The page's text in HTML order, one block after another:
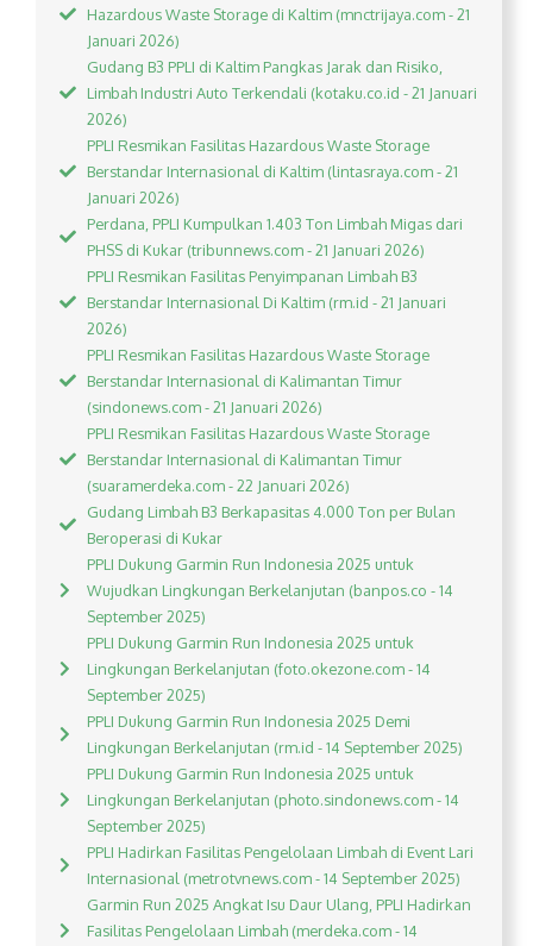
Hazardous Waste Storage di Kaltim (mnctrijaya.com - 21
Januari 2026)
Gudang B3 PPLI di Kaltim Pangkas Jarak dan Risiko,
Limbah Industri Auto Terkendali (kotaku.co.id - 21 Januari
2026)
PPLI Resmikan Fasilitas Hazardous Waste Storage
Berstandar Internasional di Kaltim (lintasraya.com - 21
Januari 2026)
Perdana, PPLI Kumpulkan 1.403 Ton Limbah Migas dari
PHSS di Kukar (tribunnews.com - 21 Januari 2026)
PPLI Resmikan Fasilitas Penyimpanan Limbah B3
Berstandar Internasional Di Kaltim (rm.id - 21 Januari
2026)
PPLI Resmikan Fasilitas Hazardous Waste Storage
Berstandar Internasional di Kalimantan Timur
(sindonews.com - 21 Januari 2026)
PPLI Resmikan Fasilitas Hazardous Waste Storage
Berstandar Internasional di Kalimantan Timur
(suaramerdeka.com - 22 Januari 2026)
Gudang Limbah B3 Berkapasitas 4.000 Ton per Bulan
Beroperasi di Kukar
PPLI Dukung Garmin Run Indonesia 2025 untuk
Wujudkan Lingkungan Berkelanjutan (banpos.co - 14
September 2025)
PPLI Dukung Garmin Run Indonesia 2025 untuk
Lingkungan Berkelanjutan (foto.okezone.com - 14
September 2025)
PPLI Dukung Garmin Run Indonesia 2025 Demi
Lingkungan Berkelanjutan (rm.id - 14 September 2025)
PPLI Dukung Garmin Run Indonesia 2025 untuk
Lingkungan Berkelanjutan (photo.sindonews.com - 14
September 2025)
PPLI Hadirkan Fasilitas Pengelolaan Limbah di Event Lari
Internasional (metrotvnews.com - 14 September 2025)
Garmin Run 2025 Angkat Isu Daur Ulang, PPLI Hadirkan
Fasilitas Pengelolaan Limbah (merdeka.com - 14